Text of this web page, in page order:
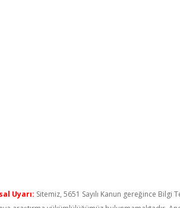
Uyarı: Sitemiz, 5651 Sayılı Kanun gereğince